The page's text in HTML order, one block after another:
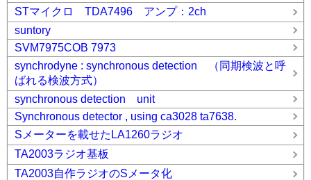
STマイクロ TDA7496 アンプ：2ch
suntory
SVM7975COB 7973
synchrodyne : synchronous detection （同期検波と呼
ばれる検波方式）
synchronous detection unit
Synchronous detector , using ca3028 ta7638.
Sメーターを載せたLA1260ラジオ
TA2003ラジオ基板
TA2003自作ラジオのSメータ化